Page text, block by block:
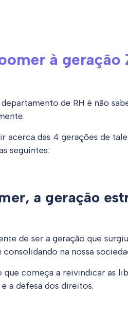
à geração
de RH é não
acerca das 4 gerações de
seguintes:
a geração
de ser a geração que
na nossa
começa a reivindicar as
a defesa dos direitos.